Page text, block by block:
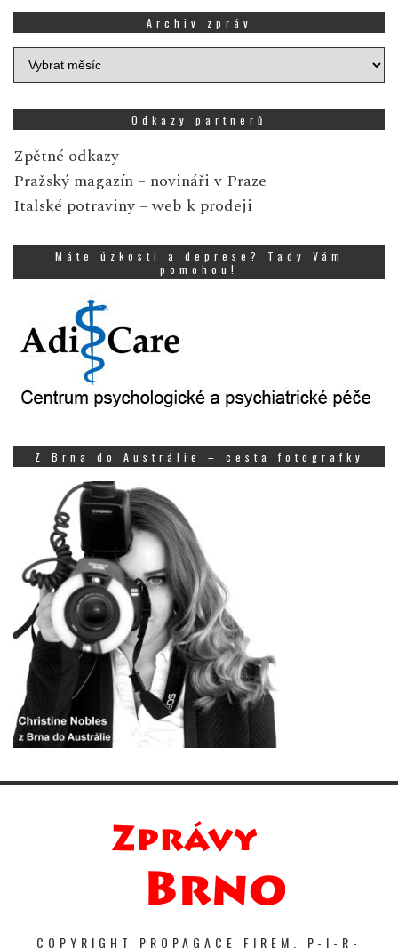
Archiv zpráv
Archiv
zpráv
Odkazy partnerů
Zpětné odkazy
Pražský magazín – novináři v Praze
Italské potraviny – web k prodeji
Máte úzkosti a deprese? Tady Vám
pomohou!
Z Brna do Austrálie – cesta fotografky
COPYRIGHT PROPAGACE FIREM. P-I-R-